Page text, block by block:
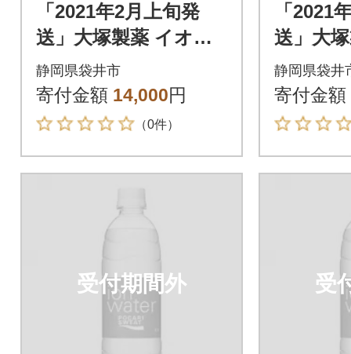
「2021年2月上旬発
送」大塚製薬 イオン
ウォーター 500ml×24
本
静岡県袋井市
寄付金額 14,000円
（0件）
「2021
送」大
ウォー
本
静岡県袋井
寄付金額
受付期間外 受